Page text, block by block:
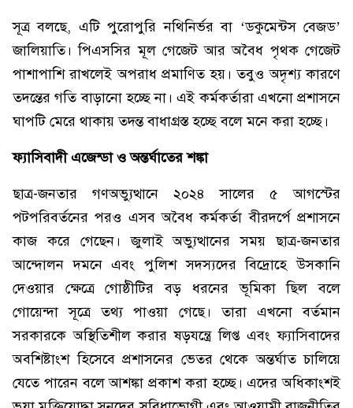
সূত্র বলছে, এটি পুরোপুরি নথিনির্ভর বা ‘ডকুমেন্টস বেজড’
জালিয়াতি। পিএসসির মূল গেজেট আর অবৈধ পৃথক গেজেট
পাশাপাশি রাখলেই অপরাধ প্রমাণিত হয়। তবুও অদৃশ্য কারণে
তদন্তের গতি বাড়ানো হচ্ছে না। এই কর্মকর্তারা এখনো প্রশাসনে
ঘাপটি মেরে থাকায় তদন্ত বাধাগ্রস্ত হচ্ছে বলে মনে করা হচ্ছে।
ফ্যাসিবাদী এজেন্ডা ও অন্তর্ঘাতের শঙ্কা
ছাত্র-জনতার গণঅভ্যুত্থানে ২০২৪ সালের ৫ আগস্টের
পটপরিবর্তনের পরও এসব অবৈধ কর্মকর্তা বীরদর্পে প্রশাসনে
কাজ করে গেছেন। জুলাই অভ্যুত্থানের সময় ছাত্র-জনতার
আন্দোলন দমনে এবং পুলিশ সদস্যদের বিদ্রোহে উসকানি
দেওয়ার ক্ষেত্রে গোষ্ঠীটির বড় ধরনের ভূমিকা ছিল বলে
গোয়েন্দা সূত্রে তথ্য পাওয়া গেছে। তারা এখনো বর্তমান
সরকারকে অস্থিতিশীল করার ষড়যন্ত্রে লিপ্ত এবং ফ্যাসিবাদের
অবশিষ্টাংশ হিসেবে প্রশাসনের ভেতর থেকে অন্তর্ঘাত চালিয়ে
যেতে পারেন বলে আশঙ্কা প্রকাশ করা হচ্ছে। এদের অধিকাংশই